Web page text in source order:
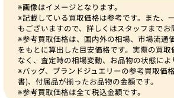
※画像はイメージとなります。
※記載している買取価格は参考です。また、
もございますので、詳しくはスタッフまでお
※参考買取価格は、国内外の相場、市場流通
をもとに算出した目安価格です。実際の買
なく、査定時の相場変動、お品物の状態によ
※バッグ、ブランドジュエリーの参考買取価
書)、付属品が揃ったお品物の金額です。
※参考買取価格は全て税込金額です。